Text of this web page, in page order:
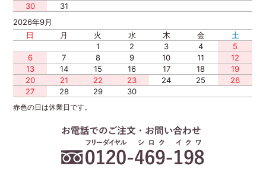
30
31
2026年9月
日
月 火 水 木 金
土
1
2 3 4
5
6
7 8 9 10 11
12
13
14 15 16 17 18
19
20
21 22 23 24 25
26
27
28 29 30
赤色の日は休業日です。